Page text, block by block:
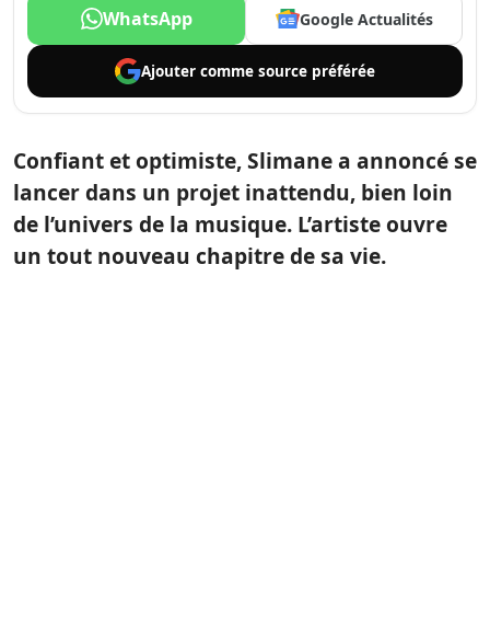
WhatsApp Google Actualités
Ajouter comme source préférée
Confiant et optimiste, Slimane a annoncé se
lancer dans un projet inattendu, bien loin
de l’univers de la musique. L’artiste ouvre
un tout nouveau chapitre de sa vie.